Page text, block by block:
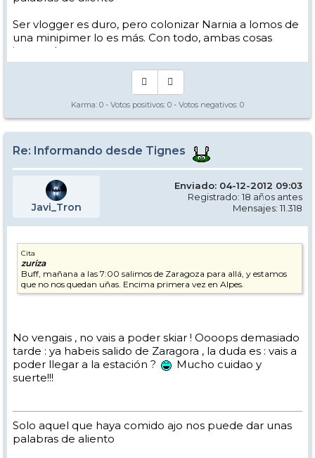
Ser vlogger es duro, pero colonizar Narnia a lomos de
una minipimer lo es más. Con todo, ambas cosas
intento hacer.
Yo hago esquí extremo : voy de extremo a extremo
Los caminos del esquí son inescrotables ...
Karma: 0 - Votos positivos: 0 - Votos negativos: 0
Re: Informando desde Tignes
Javi_Tron
Enviado: 04-12-2012 09:03
Registrado: 18 años antes
Mensajes: 11.318
Cita
zuriza
Buff, mañana a las 7:00 salimos de Zaragoza para allá, y estamos
que no nos quedan uñas. Encima primera vez en Alpes.
No vengais , no vais a poder skiar ! Oooops demasiado
tarde : ya habeis salido de Zaragora , la duda es : vais a
poder llegar a la estación ?
Mucho cuidao y
suerte!!!
Solo aquel que haya comido ajo nos puede dar unas
palabras de aliento